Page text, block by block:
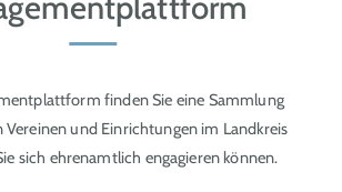
finden Sie eine Sammlung
Vereinen und Einrichtungen im Landkreis
sich ehrenamtlich engagieren können.